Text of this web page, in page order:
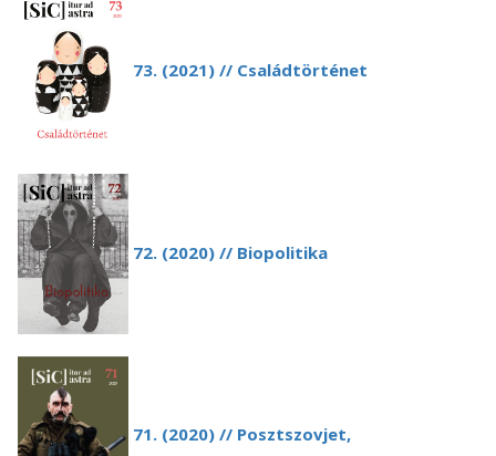
73. (2021) // Családtörténet
72. (2020) // Biopolitika
71. (2020) // Posztszovjet,